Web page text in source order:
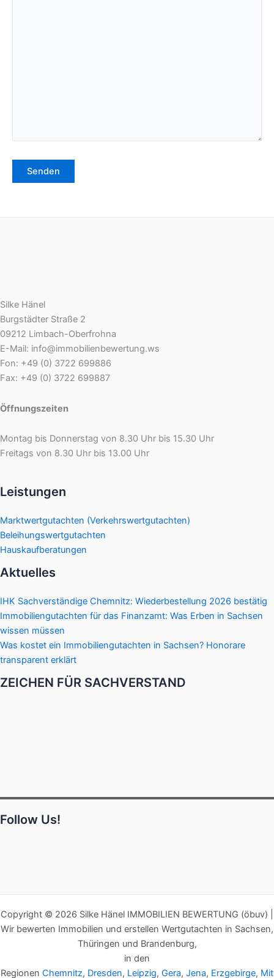
Silke Hänel
Burgstädter Straße 2
09212 Limbach-Oberfrohna
E-Mail: info@immobilienbewertung.ws
Fon: +49 (0) 3722 699886
Fax: +49 (0) 3722 699887
Öffnungszeiten
Montag bis Donnerstag von 8.30 Uhr bis 15.30 Uhr
Freitags von 8.30 Uhr bis 13.00 Uhr
Leistungen
Marktwertgutachten (Verkehrswertgutachten)
Beleihungswertgutachten
Hauskaufberatungen
Aktuelles
IHK Sachverständige Chemnitz: Wiederbestellung 2026 bestätig
Immobiliengutachten für das Finanzamt: Was Erben in Sachsen
wissen müssen
Was kostet ein Immobiliengutachten in Sachsen? Honorare
transparent erklärt
ZEICHEN FÜR SACHVERSTAND
Follow Us!
Copyright © 2026 Silke Hänel IMMOBILIEN BEWERTUNG (öbuv) |
Wir bewerten Immobilien und erstellen Wertgutachten in Sachsen,
Thüringen und Brandenburg,
in den
Regionen Chemnitz, Dresden, Leipzig, Gera, Jena, Erzgebirge, Mit